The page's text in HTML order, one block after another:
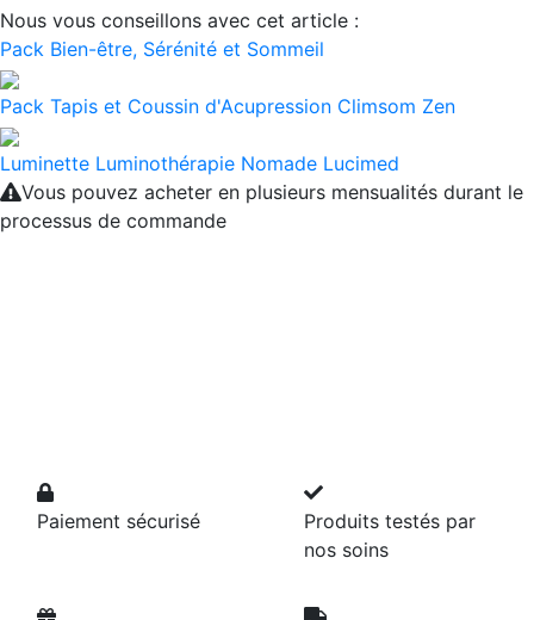
Nous vous conseillons avec cet article :
Pack Bien-être, Sérénité et Sommeil
Pack Tapis et Coussin d'Acupression Climsom Zen
Luminette Luminothérapie Nomade Lucimed
Vous pouvez acheter en plusieurs mensualités durant le
processus de commande
Paiement sécurisé
Produits testés par
nos soins